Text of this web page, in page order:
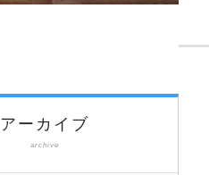
アーカイブ
archive